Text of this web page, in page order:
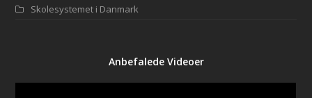
Skolesystemet i Danmark
Anbefalede Videoer